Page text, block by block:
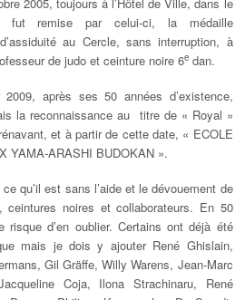
2005, toujours à l’Hôtel de Ville, dans le
fut remise par celui-ci, la médaille
au Cercle, sans interruption, à
de judo et ceinture noire 6e dan.
après ses 50 années d’existence,
la reconnaissance au titre de « Royal »
et à partir de cette date, « ECOLE
YAMA-ARASHI BUDOKAN ».
qu’il est sans l’aide et le dévouement de
ceintures noires et collaborateurs. En 50
d’en oublier. Certains ont déjà été
mais je dois y ajouter René Ghislain,
Gil Gräffe, Willy Warens, Jean-Marc
Coja, Ilona Strachinaru, René